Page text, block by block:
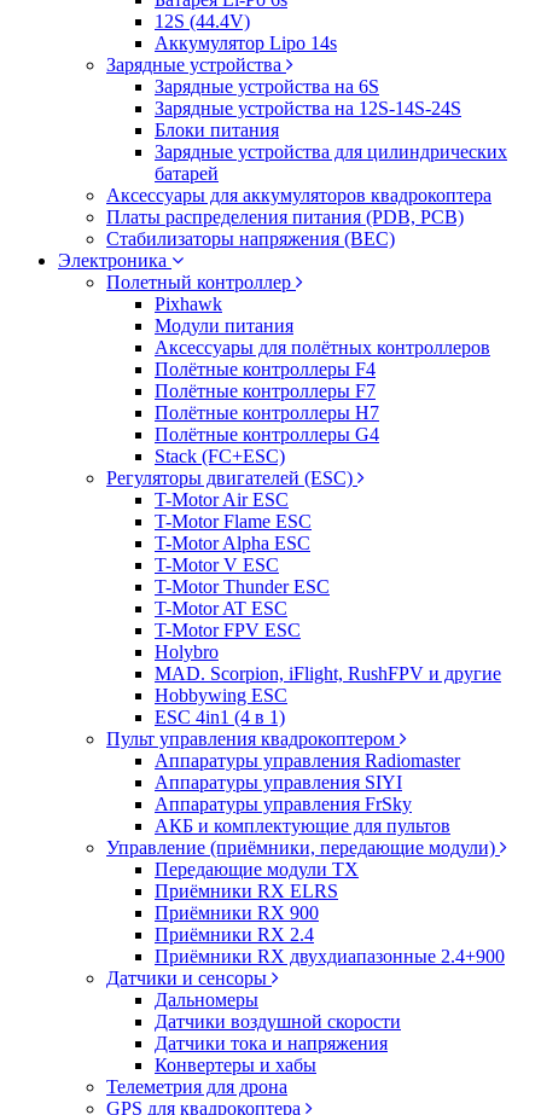
12S (44.4V)
Аккумулятор Lipo 14s
Зарядные устройства
Зарядные устройства на 6S
Зарядные устройства на 12S-14S-24S
Блоки питания
Зарядные устройства для цилиндрических
батарей
Аксессуары для аккумуляторов квадрокоптера
Платы распределения питания (PDB, PCB)
Стабилизаторы напряжения (BEC)
Электроника
Полетный контроллер
Pixhawk
Модули питания
Аксессуары для полётных контроллеров
Полётные контроллеры F4
Полётные контроллеры F7
Полётные контроллеры H7
Полётные контроллеры G4
Stack (FC+ESC)
Регуляторы двигателей (ESC)
T-Motor Air ESC
T-Motor Flame ESC
T-Motor Alpha ESC
T-Motor V ESC
T-Motor Thunder ESC
T-Motor AT ESC
T-Motor FPV ESC
Holybro
MAD. Scorpion, iFlight, RushFPV и другие
Hobbywing ESC
ESC 4in1 (4 в 1)
Пульт управления квадрокоптером
Аппаратуры управления Radiomaster
Аппаратуры управления SIYI
Аппаратуры управления FrSky
АКБ и комплектующие для пультов
Управление (приёмники, передающие модули)
Передающие модули TX
Приёмники RX ELRS
Приёмники RX 900
Приёмники RX 2.4
Приёмники RX двухдиапазонные 2.4+900
Датчики и сенсоры
Дальномеры
Датчики воздушной скорости
Датчики тока и напряжения
Конвертеры и хабы
Телеметрия для дрона
GPS для квадрокоптера